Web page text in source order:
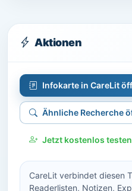
Aktionen
Infokarte in CareLit
Ähnliche Recherche
Jetzt kostenlos testen
CareLit verbindet diesen
Readerlisten, Notizen,